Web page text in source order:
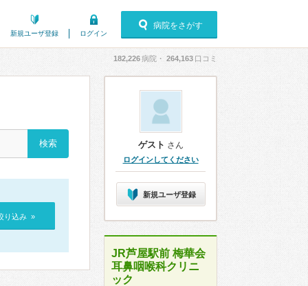
新規ユーザ登録 ログイン
病院をさがす
182,226病院・ 264,163 口コミ
り込み »
ゲスト さん
ログインしてください
新規ユーザ登録
JR芦屋駅前 梅華会
耳鼻咽喉科クリニ
ック